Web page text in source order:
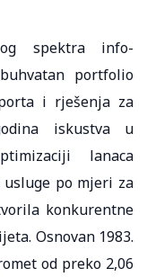
spektra info-
portfolio
i rješenja za
iskustva u
lanaca
po mjeri za
konkurentne
Osnovan 1983.
od preko 2,06